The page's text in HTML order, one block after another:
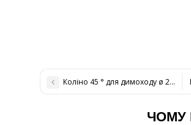
Коліно 45 ° для димоходу ø 230/
ЧОМУ